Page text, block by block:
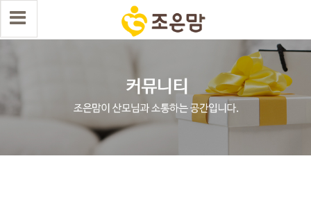
select wr_id, wr_subject from g5_write_m05_04 where wr_is_comment
= 0 and wr_datetime <= '2026-04-30 13:44:44' and wr_id <> '2729'
order by wr_datetime desc limit 1 asdasf